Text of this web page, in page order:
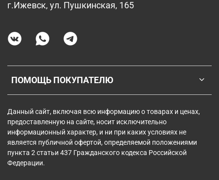
ПОМОЩЬ ПОКУПАТЕЛЮ
г.Ижевск, ул. Пушкинская, 165
Данный сайт, включая всю информацию о товарах и ценах,
предоставленную на сайте, носит исключительно
информационный характер, и ни при каких условиях не
является публичной офертой, определяемой положениями
пункта 2 статьи 437 Гражданского кодекса Российской
Федерации.